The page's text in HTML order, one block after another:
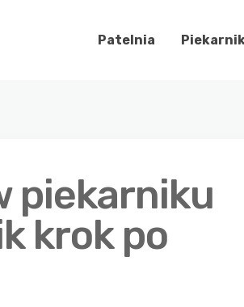
Patelnia
piekarniku
krok po